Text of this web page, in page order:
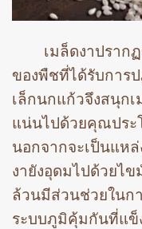
เมล็ดงาปราก
ของพืชที่ได้รับการ
เล็กนกแก้วจึงสนุก
แน่นไปด้วยคุณประ
นอกจากจะเป็นแห
งายังอุดมไปด้วยไ
ล้วนมีส่วนช่วยในก
ระบบภูมิคุ้มกันที่แข็